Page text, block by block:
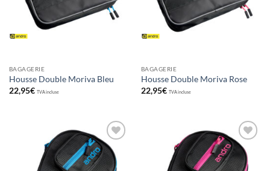
BAGAGERIE
Housse Double Moriva Bleu
22,95€ TVA incluse
BAGAGERIE
Housse Double Moriva Rose
22,95€ TVA incluse
Ajouter
aux
souhaits
Ajouter
aux
souhaits